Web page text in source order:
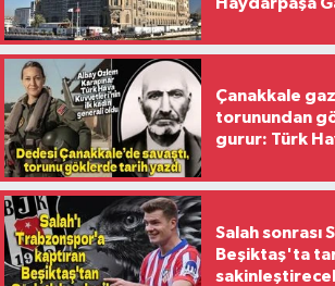
Çanakkale
torunundan
gurur: Türk
Salah sonrası
Beşiktaş'ta